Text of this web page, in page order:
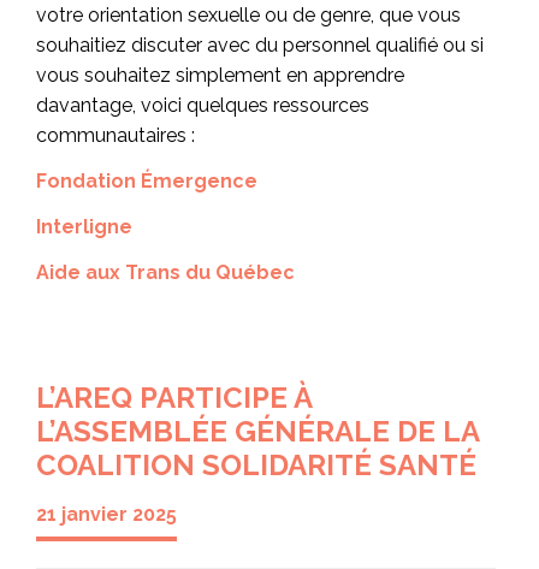
votre orientation sexuelle ou de genre, que vous
souhaitiez discuter avec du personnel qualifié ou si
vous souhaitez simplement en apprendre
davantage, voici quelques ressources
communautaires :
Fondation Émergence
Interligne
Aide aux Trans du Québec
L’AREQ PARTICIPE À
L’ASSEMBLÉE GÉNÉRALE DE LA
COALITION SOLIDARITÉ SANTÉ
21 janvier 2025